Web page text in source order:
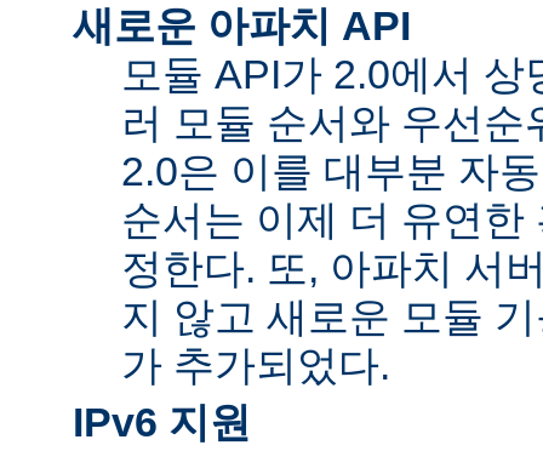
새로운 아파치 API
모듈 API가 2.0에서
러 모듈 순서와 우선
2.0은 이를 대부분 자
순서는 이제 더 유연한
정한다. 또, 아파치 서
지 않고 새로운 모듈
가 추가되었다.
IPv6 지원